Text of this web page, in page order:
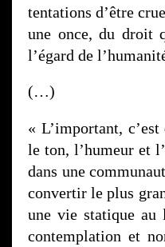
tentations d’être
une once, du droit
l’égard de
(…)
« L’important,
le ton, l’humeur et
dans une
convertir le plus
une vie statique au
contemplation et